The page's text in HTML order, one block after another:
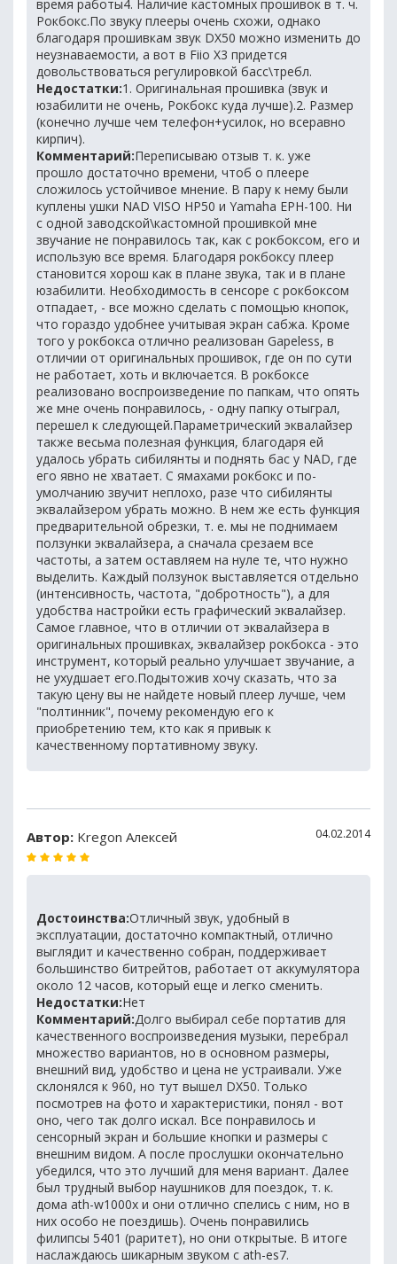
время работы4. Наличие кастомных прошивок в т. ч.
Рокбокс.По звуку плееры очень схожи, однако
благодаря прошивкам звук DX50 можно изменить до
неузнаваемости, а вот в Fiio X3 придется
довольствоваться регулировкой басс\требл.
Недостатки:1. Оригинальная прошивка (звук и
юзабилити не очень, Рокбокс куда лучше).2. Размер
(конечно лучше чем телефон+усилок, но всеравно
кирпич).
Комментарий:Переписываю отзыв т. к. уже
прошло достаточно времени, чтоб о плеере
сложилось устойчивое мнение. В пару к нему были
куплены ушки NAD VISO HP50 и Yamaha EPH-100. Ни
с одной заводской\кастомной прошивкой мне
звучание не понравилось так, как с рокбоксом, его и
использую все время. Благодаря рокбоксу плеер
становится хорош как в плане звука, так и в плане
юзабилити. Необходимость в сенсоре с рокбоксом
отпадает, - все можно сделать с помощью кнопок,
что гораздо удобнее учитывая экран сабжа. Кроме
того у рокбокса отлично реализован Gapeless, в
отличии от оригинальных прошивок, где он по сути
не работает, хоть и включается. В рокбоксе
реализовано воспроизведение по папкам, что опять
же мне очень понравилось, - одну папку отыграл,
перешел к следующей.Параметрический эквалайзер
также весьма полезная функция, благодаря ей
удалось убрать сибилянты и поднять бас у NAD, где
его явно не хватает. С ямахами рокбокс и по-
умолчанию звучит неплохо, разе что сибилянты
эквалайзером убрать можно. В нем же есть функция
предварительной обрезки, т. е. мы не поднимаем
ползунки эквалайзера, а сначала срезаем все
частоты, а затем оставляем на нуле те, что нужно
выделить. Каждый ползунок выставляется отдельно
(интенсивность, частота, "добротность"), а для
удобства настройки есть графический эквалайзер.
Самое главное, что в отличии от эквалайзера в
оригинальных прошивках, эквалайзер рокбокса - это
инструмент, который реально улучшает звучание, а
не ухудшает его.Подытожив хочу сказать, что за
такую цену вы не найдете новый плеер лучше, чем
"полтинник", почему рекомендую его к
приобретению тем, кто как я привык к
качественному портативному звуку.
Автор: Kregon Алексей 04.02.2014
Достоинства:Отличный звук, удобный в
эксплуатации, достаточно компактный, отлично
выглядит и качественно собран, поддерживает
большинство битрейтов, работает от аккумулятора
около 12 часов, который еще и легко сменить.
Недостатки:Нет
Комментарий:Долго выбирал себе портатив для
качественного воспроизведения музыки, перебрал
множество вариантов, но в основном размеры,
внешний вид, удобство и цена не устраивали. Уже
склонялся к 960, но тут вышел DX50. Только
посмотрев на фото и характеристики, понял - вот
оно, чего так долго искал. Все понравилось и
сенсорный экран и большие кнопки и размеры с
внешним видом. А после прослушки окончательно
убедился, что это лучший для меня вариант. Далее
был трудный выбор наушников для поездок, т. к.
дома ath-w1000x и они отлично спелись с ним, но в
них особо не поездишь). Очень понравились
филипсы 5401 (раритет), но они открытые. В итоге
наслаждаюсь шикарным звуком с ath-es7.